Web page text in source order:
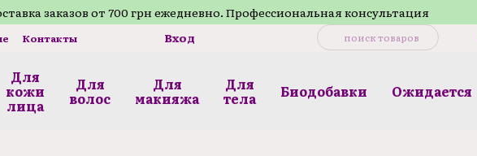
заказов от 700 грн ежедневно. Профессиональная консультация
Контакты Вход
Для
кожи
лица
Для
волос
Для
макияжа
Для
телa Биодобавки Ожидается